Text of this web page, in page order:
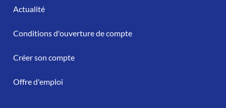
Actualité
Conditions d'ouverture de compte
Créer son compte
Offre d'emploi